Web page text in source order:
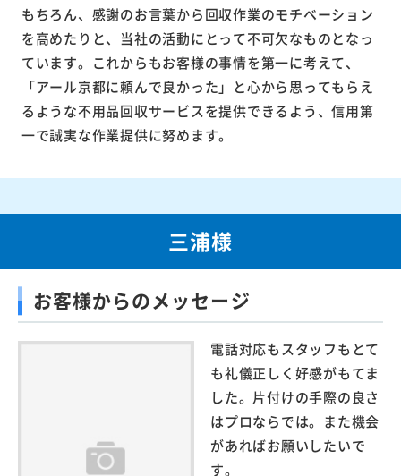
もちろん、感謝のお言葉から回収作業のモチベーション
を高めたりと、当社の活動にとって不可欠なものとなっ
ています。これからもお客様の事情を第一に考えて、
「アール京都に頼んで良かった」と心から思ってもらえ
るような不用品回収サービスを提供できるよう、信用第
一で誠実な作業提供に努めます。
三浦様
お客様からのメッセージ
電話対応もスタッフもとて
も礼儀正しく好感がもてま
した。片付けの手際の良さ
はプロならでは。また機会
があればお願いしたいで
す。